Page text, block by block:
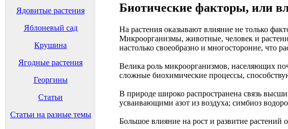
Ядовитые растения
Яблоневый сад
Крушина
Ягодные растения
Георгины
Статьи
Статьи на разные темы
Биотические факторы, или
На растения оказывают влияние не только
Микроорганизмы, животные, человек и
настолько своеобразно и многосторонне, что
Велика роль микроорганизмов, населяющих
сложные биохимические процессы,
В природе широко распространена связь
усваивающими азот из воздуха; симбиоз
Большое влияние на рост и развитие растений